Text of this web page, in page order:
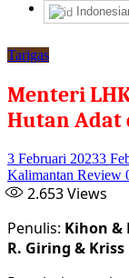
Tarigas
Menteri
Hutan Adat
3 Februari 20233
Kalimantan Review
2.653Views
Penulis: Kihon &
R. Giring & Kriss